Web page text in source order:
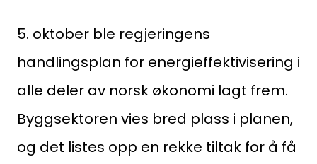
5. oktober ble regjeringens
handlingsplan for energieffektivisering i
alle deler av norsk økonomi lagt frem.
Byggsektoren vies bred plass i planen,
og det listes opp en rekke tiltak for å få